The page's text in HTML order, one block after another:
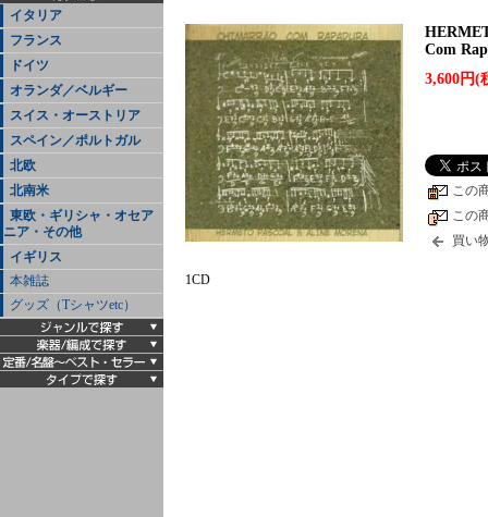
イタリア
フランス
ドイツ
オランダ／ベルギー
スイス・オーストリア
スペイン／ポルトガル
北欧
北南米
東欧・ギリシャ・オセア
ニア・その他
イギリス
本雑誌
グッズ（Tシャツetc）
Com
3,600円(
この
この
買い
1CD